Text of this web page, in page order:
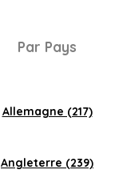
Par Pays
Allemagne (217)
Angleterre (239)